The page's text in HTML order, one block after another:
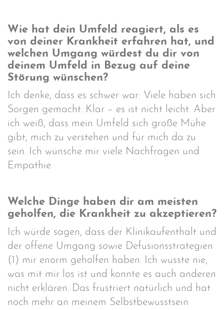
Wie hat dein Umfeld reagiert, als es
von deiner Krankheit erfahren hat, und
welchen Umgang würdest du dir von
deinem Umfeld in Bezug auf deine
Störung wünschen?
Ich denke, dass es schwer war: Viele haben sich
Sorgen gemacht. Klar – es ist nicht leicht. Aber
ich weiß, dass mein Umfeld sich große Mühe
gibt, mich zu verstehen und für mich da zu
sein. Ich wünsche mir viele Nachfragen und
Empathie.
Welche Dinge haben dir am meisten
geholfen, die Krankheit zu akzeptieren?
Ich würde sagen, dass der Klinikaufenthalt und
der offene Umgang sowie Defusionsstrategien
(1) mir enorm geholfen haben. Ich wusste nie,
was mit mir los ist und konnte es auch anderen
nicht erklären. Das frustriert natürlich und hat
noch mehr an meinem Selbstbewusstsein